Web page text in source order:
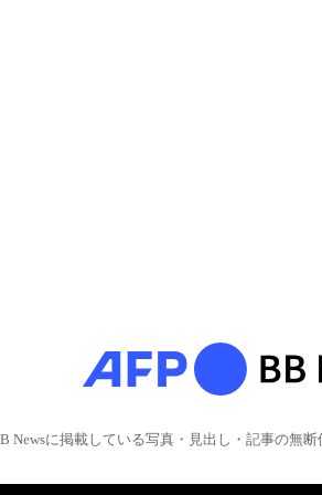
Newsに掲載している写真・見出し・記事の無